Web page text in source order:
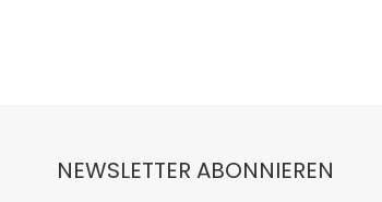
NEWSLETTER ABONNIEREN